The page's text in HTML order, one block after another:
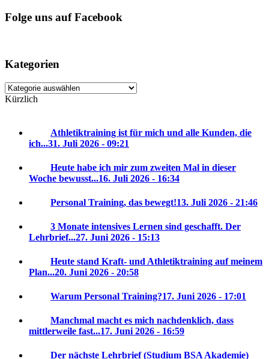
Folge uns auf Facebook
Kategorien
Kategorien
Kürzlich
Athletiktraining ist für mich und alle Kunden, die
ich...31. Juli 2026 - 09:21
Heute habe ich mir zum zweiten Mal in dieser
Woche bewusst...16. Juli 2026 - 16:34
Personal Training, das bewegt!13. Juli 2026 - 21:46
3 Monate intensives Lernen sind geschafft. Der
Lehrbrief...27. Juni 2026 - 15:13
Heute stand Kraft- und Athletiktraining auf meinem
Plan...20. Juni 2026 - 20:58
Warum Personal Training?17. Juni 2026 - 17:01
Manchmal macht es mich nachdenklich, dass
mittlerweile fast...17. Juni 2026 - 16:59
Der nächste Lehrbrief (Studium BSA Akademie)